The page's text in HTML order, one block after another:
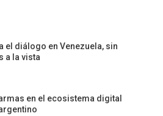
el diálogo en Venezuela, sin
a la vista
en el ecosistema digital